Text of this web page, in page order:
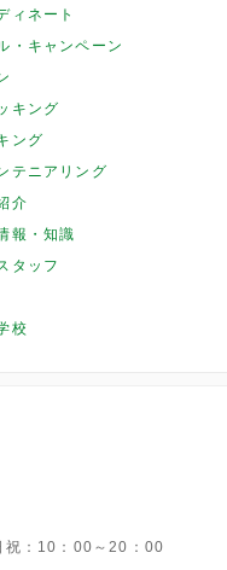
ィネート
・キャンペーン
キング
ング
テニアリング
介
報・知識
タッフ
校
：10：00～20：00